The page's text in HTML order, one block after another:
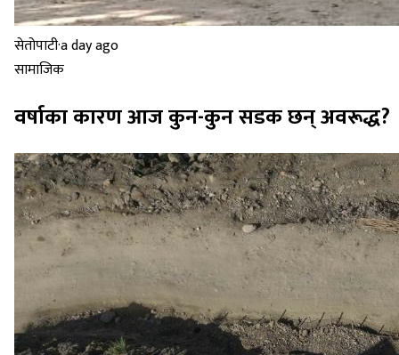
सेतोपाटी·a day ago
सामाजिक
वर्षाका कारण आज कुन-कुन सडक छन् अवरूद्ध?